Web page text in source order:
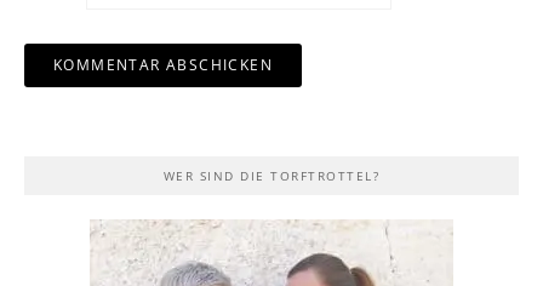
WER SIND DIE TORFTROTTEL?